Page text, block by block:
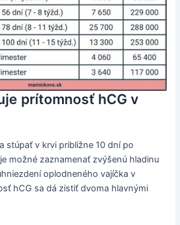
prítomnosť hCG v
stúpať v krvi približne 10 dní po
možné zaznamenať zvýšenú hladinu
oplodneného vajíčka v
hCG sa dá zistiť dvoma hlavnými